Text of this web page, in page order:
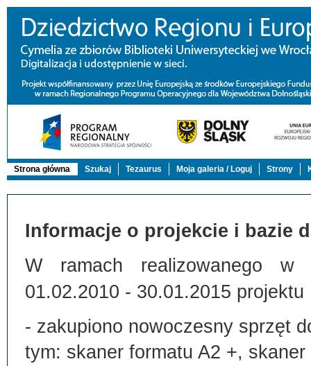
Strona główna Szukaj Tezaurus Moja galeria / Loguj Strony
Informacje o projekcie i bazie
W ramach realizowanego w
01.02.2010 - 30.01.2015 projektu
- zakupiono nowoczesny sprzęt
tym: skaner formatu A2 +,